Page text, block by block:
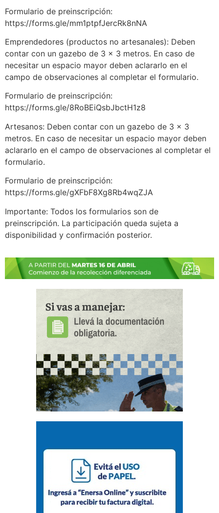
Formulario de preinscripción:
https://forms.gle/mm1ptpfJercRk8nNA
Emprendedores (productos no artesanales): Deben
contar con un gazebo de 3 x 3 metros. En caso de
necesitar un espacio mayor deben aclararlo en el
campo de observaciones al completar el formulario.
Formulario de preinscripción:
https://forms.gle/8RoBEiQsbJbctH1z8
Artesanos: Deben contar con un gazebo de 3 x 3
metros. En caso de necesitar un espacio mayor deben
aclararlo en el campo de observaciones al completar el
formulario.
Formulario de preinscripción:
https://forms.gle/gXFbF8Xg8Rb4wqZJA
Importante: Todos los formularios son de
preinscripción. La participación queda sujeta a
disponibilidad y confirmación posterior.